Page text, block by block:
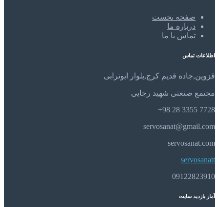
صفحه نخست
درباره ما
تماس با ما
اطلاعات تماس
قزوین,جاده قدیم کرج,بلوار ابوترابی
مجتمع صنعتی شهید رجایی
7728 3355 28 98+
servosanat@gmail.com
servosanat.com
servosanatt
09122823910
آمار بازدید سایت